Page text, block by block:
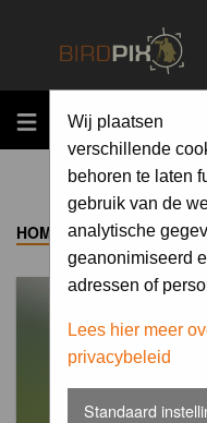
MENU
Wij plaatsen
verschillende
behoren te laten
gebruik van de
analytische
geanonimiseerd
adressen of
Lees hier meer
privacybeleid
Standaard
HOME ->ALBUM